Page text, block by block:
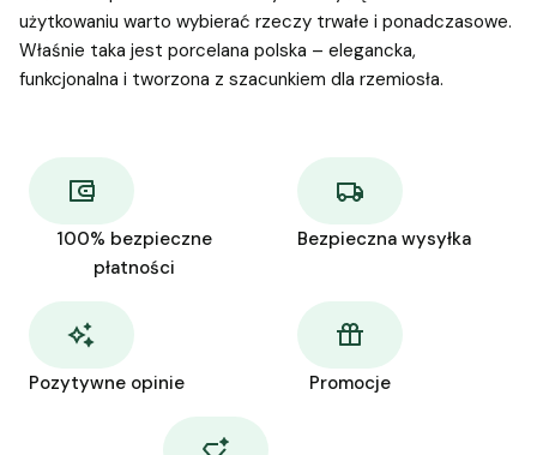
użytkowaniu warto wybierać rzeczy trwałe i ponadczasowe.
Właśnie taka jest porcelana polska – elegancka,
funkcjonalna i tworzona z szacunkiem dla rzemiosła.
100% bezpieczne
płatności
Bezpieczna wysyłka
Pozytywne opinie Promocje